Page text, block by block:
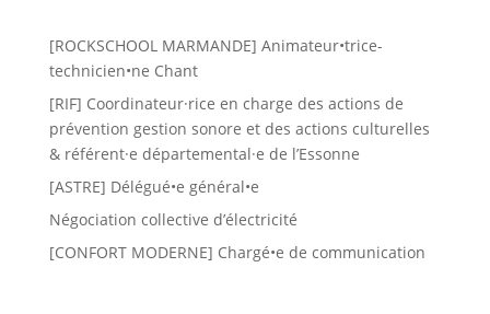
[ROCKSCHOOL MARMANDE] Animateur•trice-
technicien•ne Chant
[RIF] Coordinateur·rice en charge des actions de
prévention gestion sonore et des actions culturelles
& référent·e départemental·e de l’Essonne
[ASTRE] Délégué•e général•e
Négociation collective d’électricité
[CONFORT MODERNE] Chargé•e de communication